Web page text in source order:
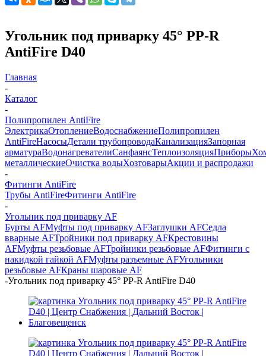
Угольник под приварку 45° PP-R
AntiFire D40
Главная
-
Каталог
-
Полипропилен AntiFire
ЭлектрикаОтоплениеВодоснабжениеПолипропилен
AntiFireНасосыДетали трубопроводаКанализацияЗапорная
арматураВодонагревателиСанфаянсТеплоизоляцияПриборы
металлическиеОчистка водыХозтоварыАкции и распродажи
-
Фитинги AntiFire
Трубы AntiFireФитинги AntiFire
-
Угольник под приварку AF
Бурты AFМуфты под приварку AFЗаглушки AFСедла
вварные AFТройники под приварку AFКрестовины
AFМуфты резьбовые AFТройники резьбовые AFФитинги с
накидкой гайкой AFМуфты разъемные AFУгольники
резьбовые AFКраны шаровые AF
-Угольник под приварку 45° PP-R AntiFire D40